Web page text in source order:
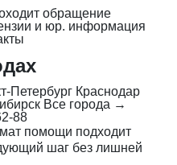
обращение
и юр. информация
Петербург Краснодар
Все города →
88
помощи подходит
шаг без лишней